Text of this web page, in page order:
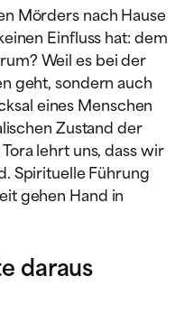
Mörders nach Hause
Einfluss hat: dem
Weil es bei der
geht, sondern auch
eines Menschen
Zustand der
lehrt uns, dass wir
Spirituelle Führung
gehen Hand in
daraus